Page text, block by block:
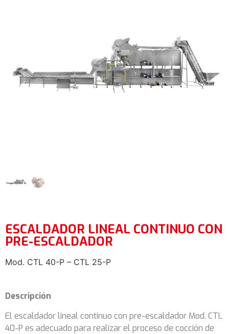
ESCALDADOR LINEAL CONTINUO CON
PRE-ESCALDADOR
Mod. CTL 40-P – CTL 25-P
Descripción
El escaldador lineal continuo con pre-escaldador Mod. CTL
40-P es adecuado para realizar el proceso de cocción de